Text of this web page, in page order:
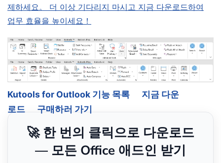
제하세요。 더 이상 기다리지 마시고 지금 다운로드하여
업무 효율을 높이세요！
Kutools for Outlook 기능 목록
지금 다운
로드
구매하러 가기
🚀 한 번의 클릭으로 다운로드
— 모든 Office 애드인 받기